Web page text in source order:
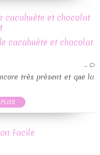
cacahuète et chocolat
…
très présent et que la
Facile